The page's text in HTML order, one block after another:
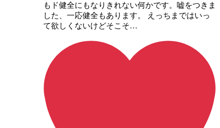
もド健全にもなりきれない何かです。嘘をつきま
した、一応健全もあります。 えっちまではいっ
て欲しくないけどそこそ…